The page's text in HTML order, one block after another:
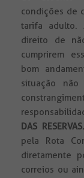
condições de
tarifa adulto.
direito de
cumprirem
bom
situação
DAS RESERVAS.
pela Rota
diretamente
correios ou